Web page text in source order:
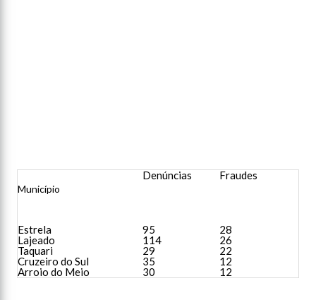
Município
Denúncias Fraudes
Estrela 95
28
Lajeado
114
26
Taquari
29
22
Cruzeiro do Sul
35
12
Arroio do Meio
30 12